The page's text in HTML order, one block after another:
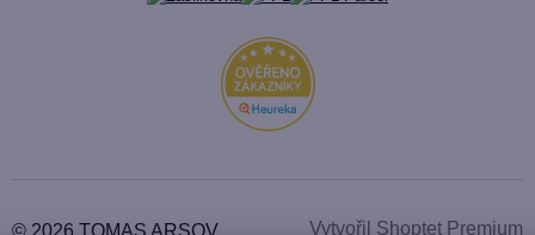
Vytvořil Shoptet Premium
© 2026 TOMAS ARSOV